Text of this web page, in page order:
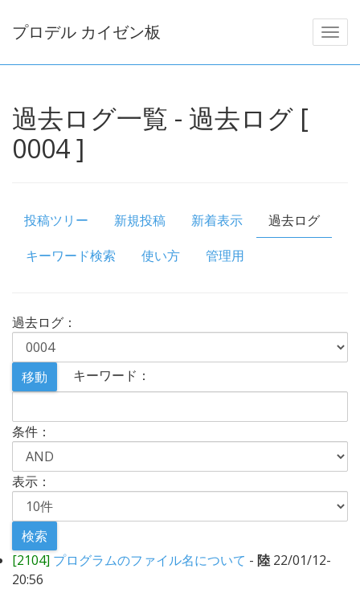
プロデル カイゼン板
過去ログ一覧 - 過去ログ [
0004 ]
投稿ツリー 新規投稿 新着表示
過去ログ
キーワード検索
使い方 管理用
過去ログ：
キーワード：
条件：
表示：
[2104] プログラムのファイル名について - 陸 22/01/12-
20:56